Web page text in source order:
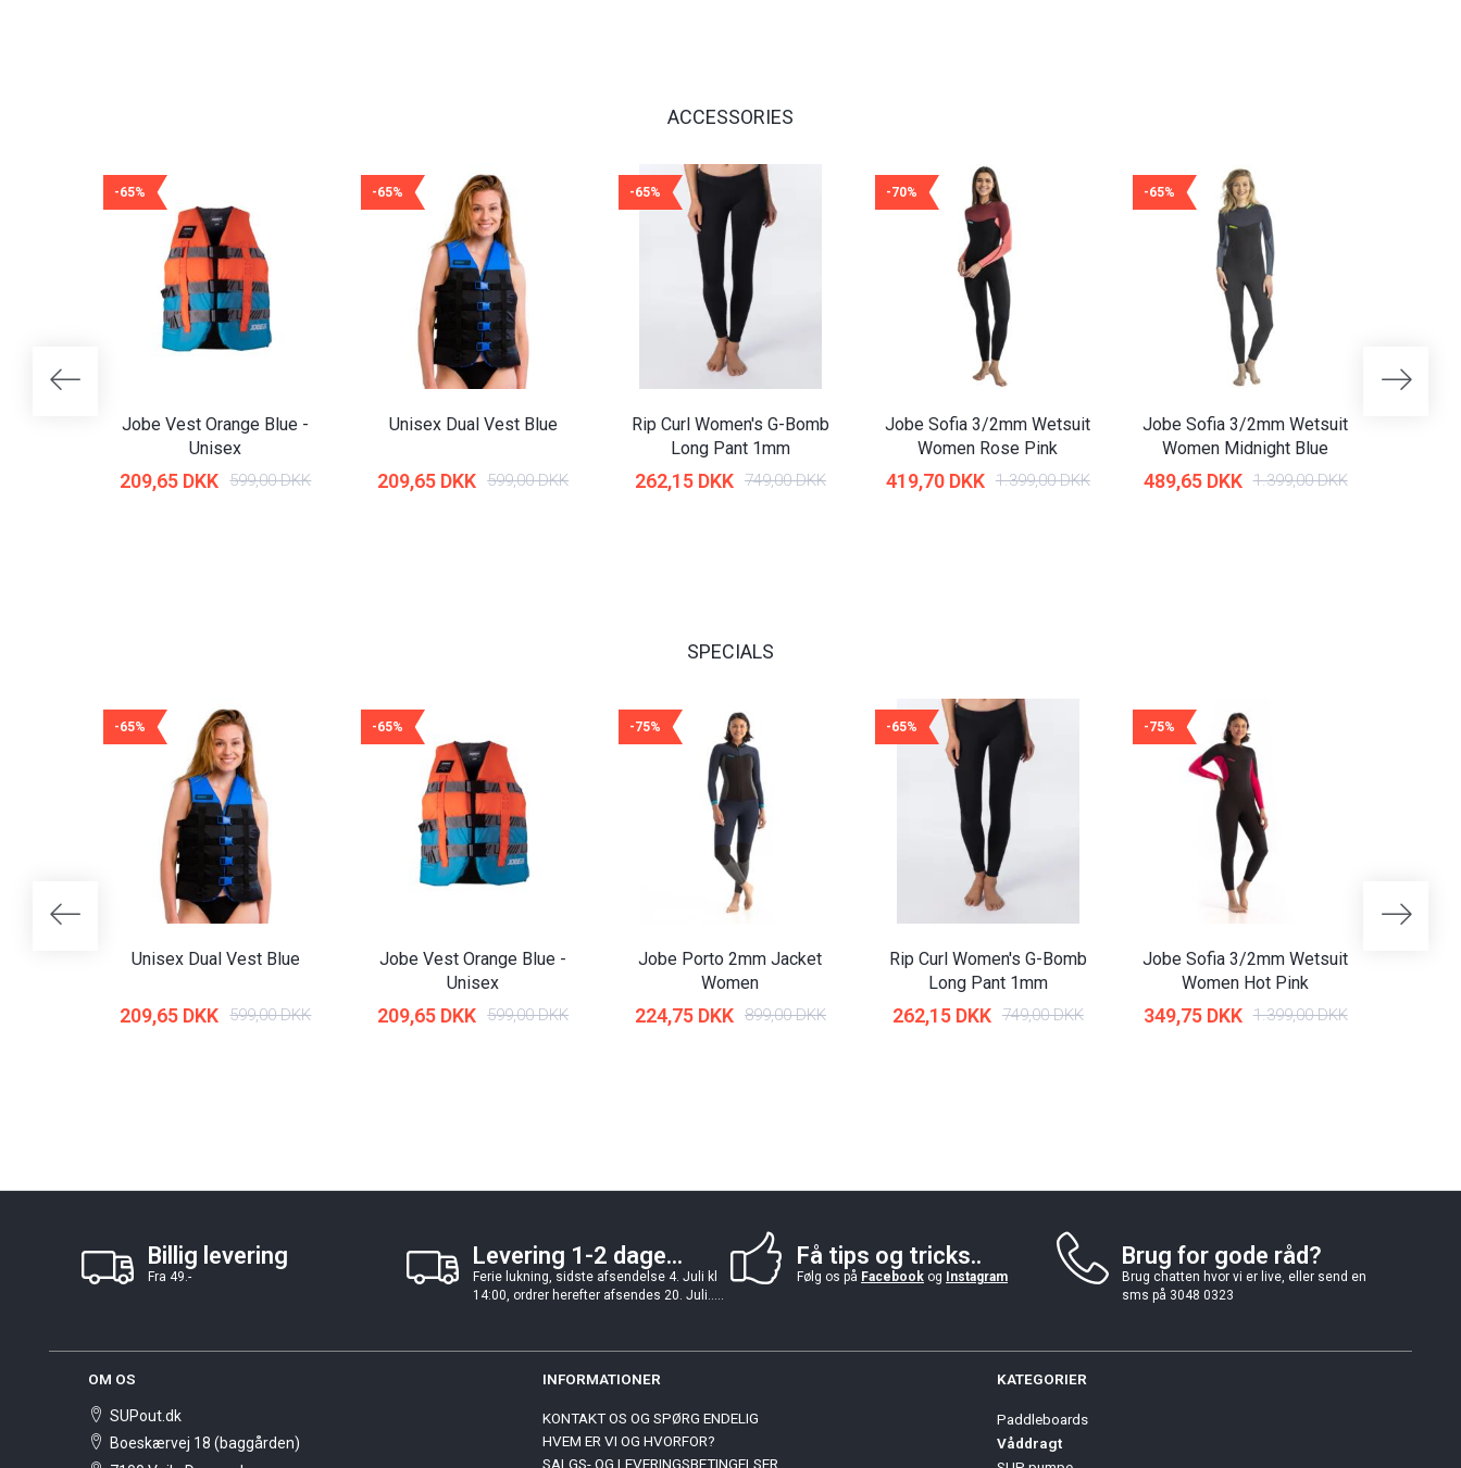
ACCESSORIES
-65%
Jobe Vest Orange Blue -
Unisex
209,65 DKK 599,00 DKK
-65%
Unisex Dual Vest Blue
209,65 DKK 599,00 DKK
-65%
Rip Curl Women's G-Bomb
Long Pant 1mm
262,15 DKK 749,00 DKK
-70%
Jobe Sofia 3/2mm Wetsuit
Women Rose Pink
419,70 DKK 1.399,00 DKK
-65%
Jobe Sofia 3/2mm Wetsuit
Women Midnight Blue
489,65 DKK 1.399,00 DKK
SPECIALS
-65%
Unisex Dual Vest Blue
209,65 DKK 599,00 DKK
-65%
Jobe Vest Orange Blue -
Unisex
209,65 DKK 599,00 DKK
-75%
Jobe Porto 2mm Jacket
Women
224,75 DKK 899,00 DKK
-65%
Rip Curl Women's G-Bomb
Long Pant 1mm
262,15 DKK 749,00 DKK
-75%
Jobe Sofia 3/2mm Wetsuit
Women Hot Pink
349,75 DKK 1.399,00 DKK
Billig levering
Fra 49.-
Levering 1-2 dage...
Ferie lukning, sidste afsendelse 4. Juli kl
14:00, ordrer herefter afsendes 20. Juli.....
Få tips og tricks..
Følg os på Facebook og Instagram
Brug for gode råd?
Brug chatten hvor vi er live, eller send en
sms på 3048 0323
OM OS
SUPout.dk
Boeskærvej 18 (baggården)
INFORMATIONER
KONTAKT OS OG SPØRG ENDELIG
HVEM ER VI OG HVORFOR?
SALGS- OG LEVERINGSBETINGELSER
KATEGORIER
Paddleboards
Våddragt